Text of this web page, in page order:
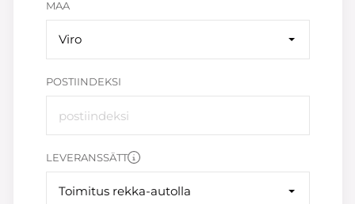
MAA
Viro
POSTIINDEKSI
LEVERANSSÄTT
Toimitus rekka-autolla